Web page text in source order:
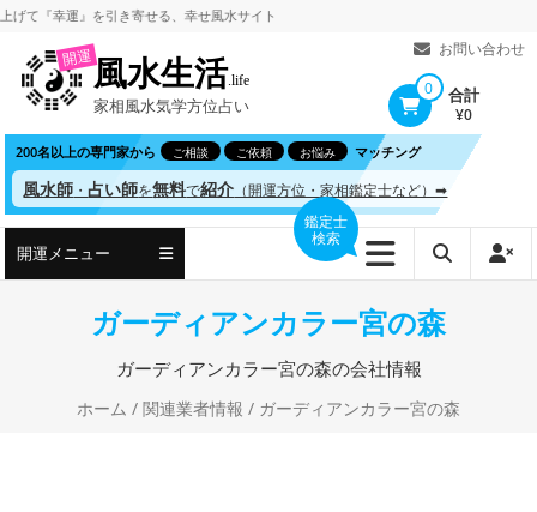
コ
ツ
へ
ス
ッ
『幸運』を引き寄せる、幸せ風水サイト
お問い合わせ
開運風水生活.life
家相風水気学方位占い
0 合計
¥0
200名以上の専門家から ご相談 ご依頼 お悩み マッチング
風水師 ・占い師を無料で紹介 （開運方位・家相鑑定士など）➡
開運メニュー
鑑定士
検索
ガーディアンカラー宮の森
ガーディアンカラー宮の森の会社情報
ホーム / 関連業者情報 / ガーディアンカラー宮の森